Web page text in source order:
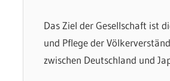
Das Ziel der Gesellschaft ist
und Pflege der
zwischen Deutschland und